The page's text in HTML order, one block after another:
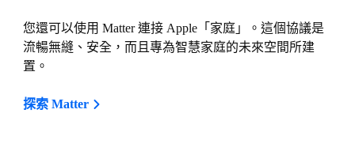
您還可以使用 Matter 連接 Apple「家庭」。這個協議是
流暢無縫、安全，而且專為智慧家庭的未來空間所建
置。
探索 Matter